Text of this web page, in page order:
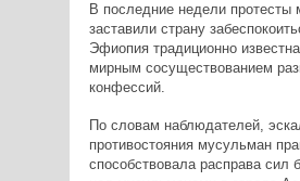
В последние недели протесты
заставили страну
Эфиопия традиционно
мирным сосуществованием
конфессий.
По словам наблюдателей,
противостояния мусульман
способствовала расправа сил